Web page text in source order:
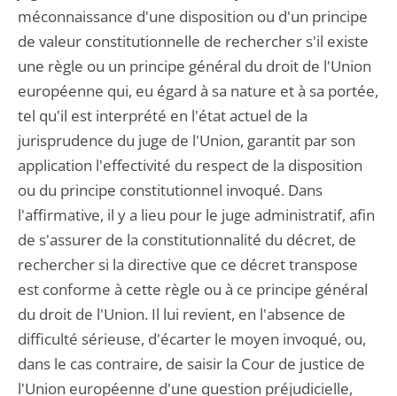
méconnaissance d'une disposition ou d'un principe
de valeur constitutionnelle de rechercher s'il existe
une règle ou un principe général du droit de l'Union
européenne qui, eu égard à sa nature et à sa portée,
tel qu'il est interprété en l'état actuel de la
jurisprudence du juge de l'Union, garantit par son
application l'effectivité du respect de la disposition
ou du principe constitutionnel invoqué. Dans
l'affirmative, il y a lieu pour le juge administratif, afin
de s'assurer de la constitutionnalité du décret, de
rechercher si la directive que ce décret transpose
est conforme à cette règle ou à ce principe général
du droit de l'Union. Il lui revient, en l'absence de
difficulté sérieuse, d'écarter le moyen invoqué, ou,
dans le cas contraire, de saisir la Cour de justice de
l'Union européenne d'une question préjudicielle,